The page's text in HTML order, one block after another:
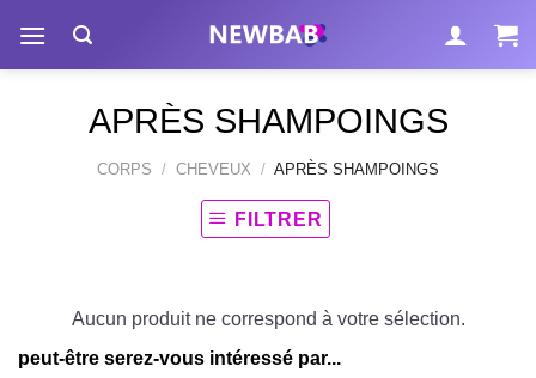
contenu
APRÈS SHAMPOINGS
CORPS / CHEVEUX / APRÈS SHAMPOINGS
FILTRER
Aucun produit ne correspond à votre sélection.
peut-être serez-vous intéressé par...